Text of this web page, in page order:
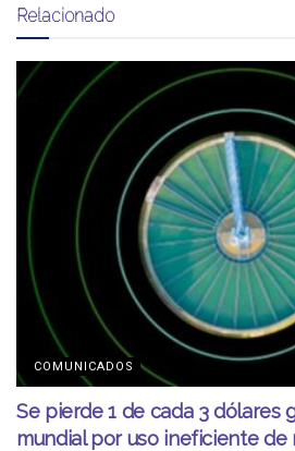
Relacionado
COMUNICADOS
Se pierde 1 de cada 3 dólares
mundial por uso ineficiente de